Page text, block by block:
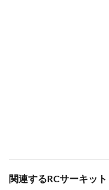
関連するRCサーキッ